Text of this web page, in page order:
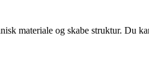
materiale og skabe struktur. Du